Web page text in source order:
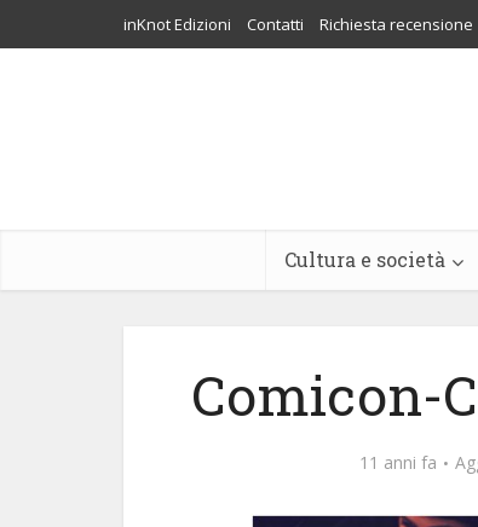
inKnot Edizioni Contatti Richiesta recensione
Cultura e società
Comicon-
11 anni fa